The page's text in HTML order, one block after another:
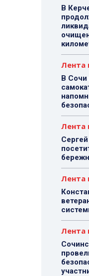
В
Лента
В
Лента
Лента
Лента